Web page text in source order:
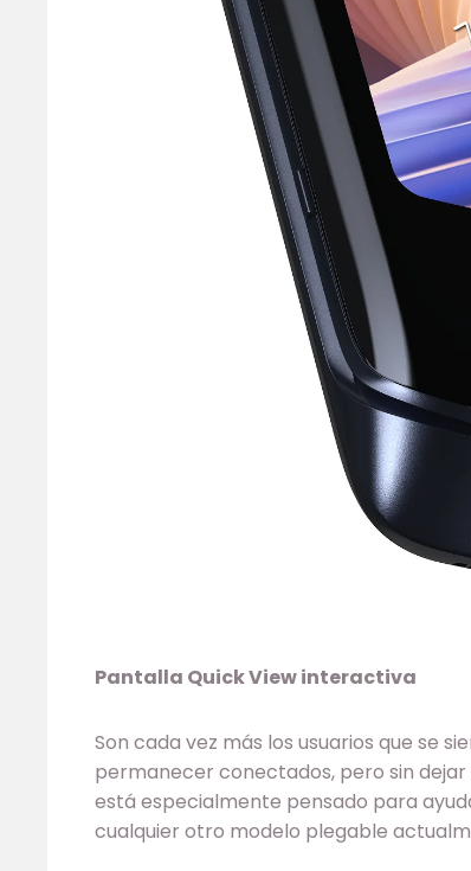
Pantalla Quick View interactiva
Son cada vez más los usuarios que se
permanecer conectados, pero sin dejar
está especialmente pensado para
cualquier otro modelo plegable